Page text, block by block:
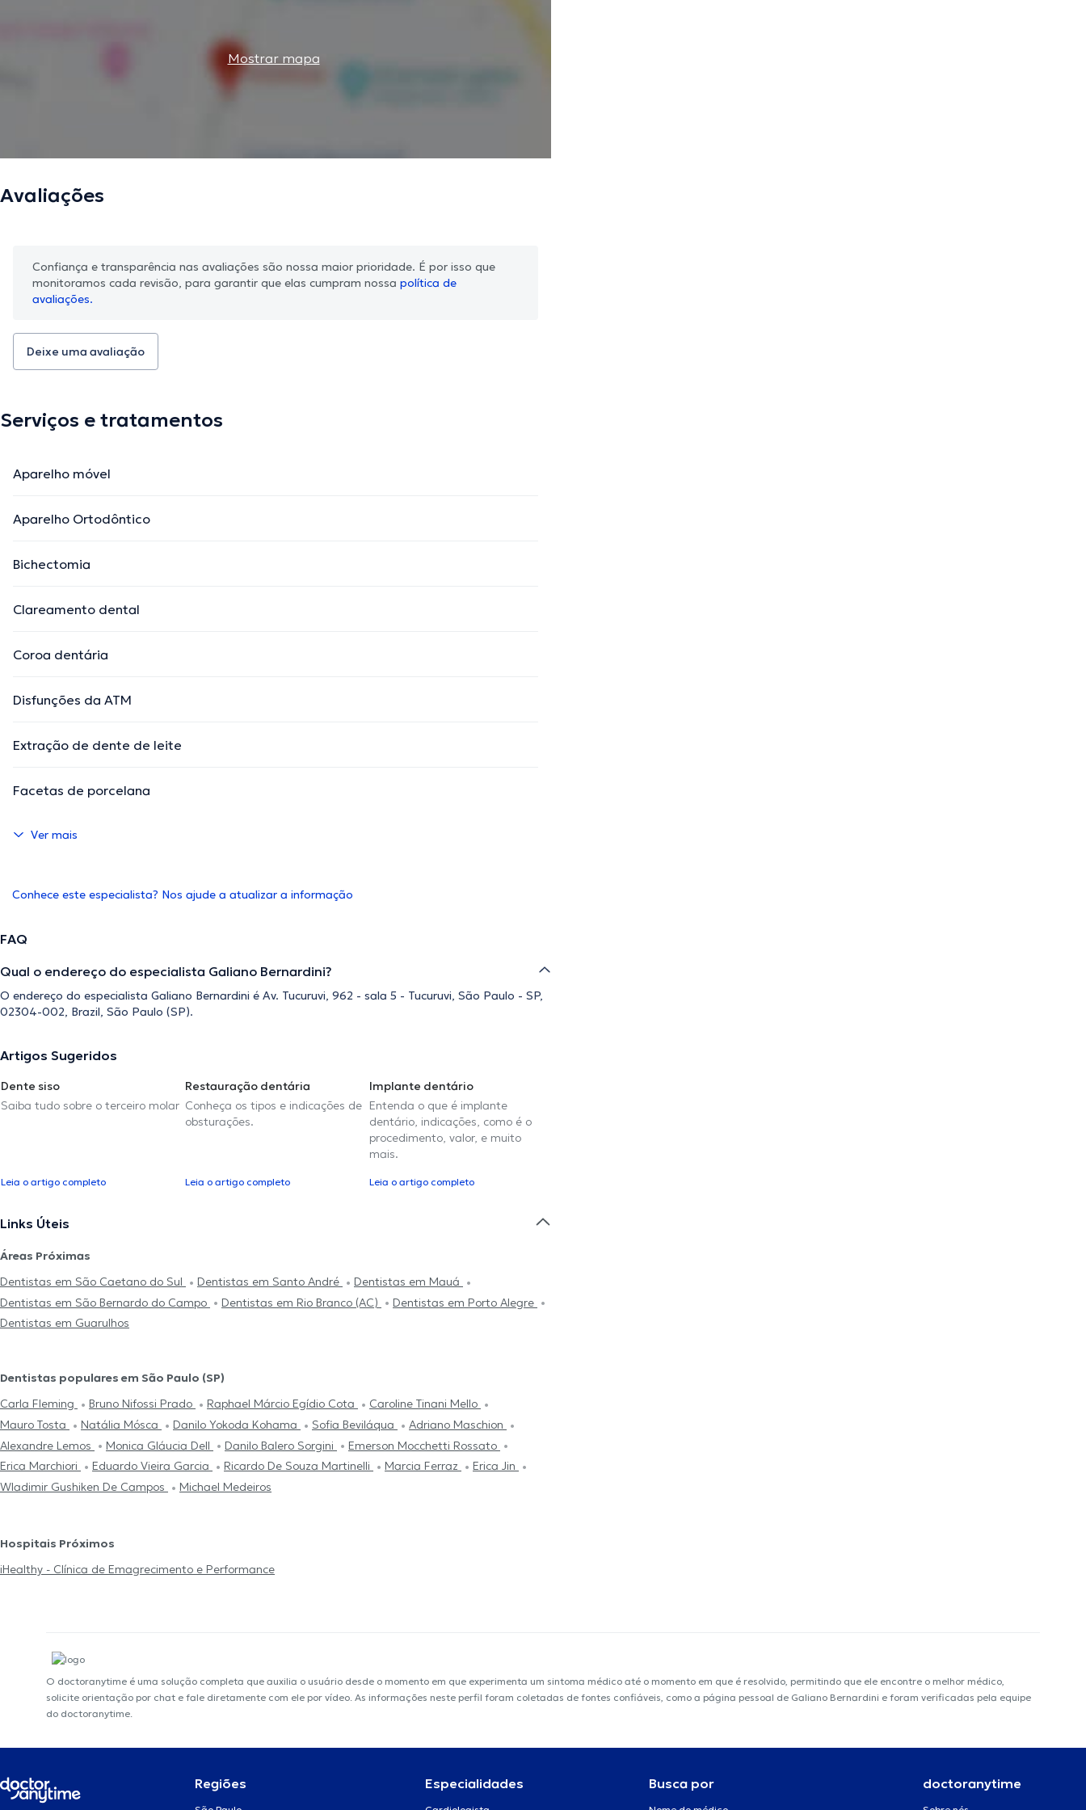
Mostrar mapa
Avaliações
Confiança e transparência nas avaliações são nossa maior prioridade. É por isso que
monitoramos cada revisão, para garantir que elas cumpram nossa política de
avaliações.
Deixe uma avaliação
Serviços e tratamentos
Aparelho móvel
Aparelho Ortodôntico
Bichectomia
Clareamento dental
Coroa dentária
Disfunções da ATM
Extração de dente de leite
Facetas de porcelana
Ver mais
Conhece este especialista? Nos ajude a atualizar a informação
FAQ
Qual o endereço do especialista Galiano Bernardini?
O endereço do especialista Galiano Bernardini é Av. Tucuruvi, 962 - sala 5 - Tucuruvi, São Paulo - SP,
02304-002, Brazil, São Paulo (SP).
Artigos Sugeridos
Dente siso
Saiba tudo sobre o terceiro molar
Leia o artigo completo
Restauração dentária
Conheça os tipos e indicações de
obsturações.
Leia o artigo completo
Implante dentário
Entenda o que é implante
dentário, indicações, como é o
procedimento, valor, e muito
mais.
Leia o artigo completo
Links Úteis
Áreas Próximas
Dentistas em São Caetano do Sul
Dentistas em Santo André
Dentistas em Mauá
Dentistas em São Bernardo do Campo
Dentistas em Rio Branco (AC)
Dentistas em Porto Alegre
Dentistas em Guarulhos
Dentistas populares em São Paulo (SP)
Carla Fleming
Bruno Nifossi Prado Raphael Márcio Egídio Cota
Caroline Tinani Mello
Mauro Tosta
Natália Mósca Danilo Yokoda Kohama Sofia Beviláqua
Adriano Maschion
Alexandre Lemos
Monica Gláucia Dell Danilo Balero Sorgini
Emerson Mocchetti Rossato
Erica Marchiori
Eduardo Vieira Garcia Ricardo De Souza Martinelli Marcia Ferraz
Erica Jin
Wladimir Gushiken De Campos
Michael Medeiros
Hospitais Próximos
iHealthy - Clínica de Emagrecimento e Performance
O doctoranytime é uma solução completa que auxilia o usuário desde o momento em que experimenta um sintoma médico até o momento em que é resolvido, permitindo que ele encontre o melhor médico,
solicite orientação por chat e fale diretamente com ele por vídeo. As informações neste perfil foram coletadas de fontes confiáveis, como a página pessoal de Galiano Bernardini e foram verificadas pela equipe
do doctoranytime.
Regiões Especialidades Busca por doctoranytime